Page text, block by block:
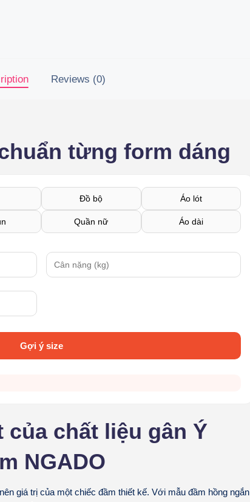
Reviews (0)
từng form dáng
Đồ bộ Áo lót
Quần nữ Áo dài
Gợi ý size
chất liệu gân Ý
NGADO
giá trị của một chiếc đầm thiết kế. Với mẫu đầm hồng ngắn